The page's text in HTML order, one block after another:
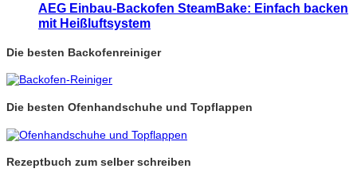
AEG Einbau-Backofen SteamBake: Einfach backen
mit Heißluftsystem
Die besten Backofenreiniger
Die besten Ofenhandschuhe und Topflappen
Rezeptbuch zum selber schreiben